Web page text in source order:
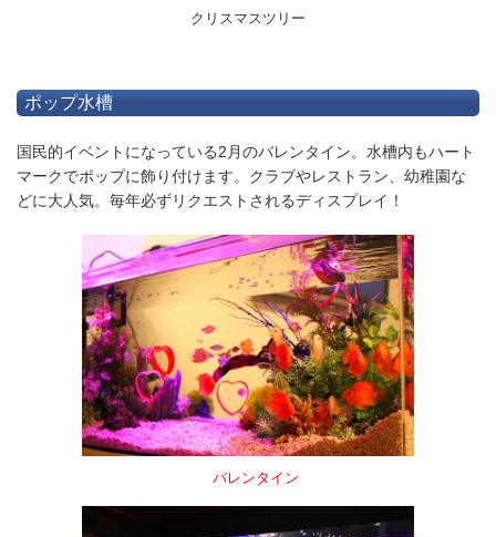
クリスマスツリー
ポップ水槽
国民的イベントになっている2月のバレンタイン。水槽内もハート
マークでポップに飾り付けます。クラブやレストラン、幼稚園な
どに大人気。毎年必ずリクエストされるディスプレイ！
バレンタイン